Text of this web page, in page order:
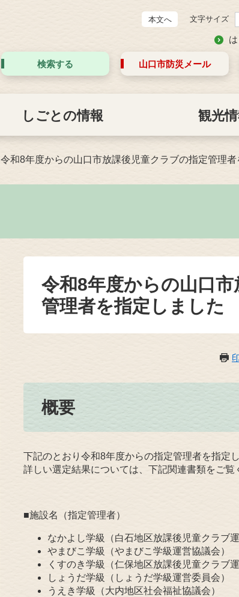
本文へ 文字サイズ
検索する 山口市防災 メール
しごとの情報 観光
令和8年度からの山口市放課後児童クラブの指定管理者
令和8年度からの山口
管理者を指定しました
概要
下記のとおり令和8年度からの指定管理者を指定し
詳しい選定結果については、下記関連書類をご覧
■施設名（指定管理者）
なかよし学級（白石地区放課後児童クラブ運
​やまびこ学級（やまびこ学級運営協議会）
くすのき学級（仁保地区放課後児童クラブ運
しょうだ学級（しょうだ学級運営委員会）
うえき学級（大内地区社会福祉協議会）